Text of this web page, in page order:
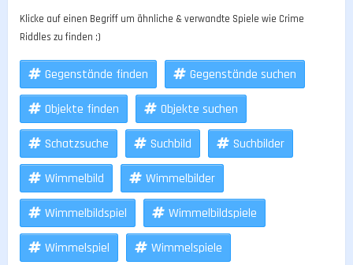
Klicke auf einen Begriff um ähnliche & verwandte Spiele wie Crime
Riddles zu finden ;)
Gegenstände finden Gegenstände suchen
Objekte finden Objekte suchen
Schatzsuche Suchbild Suchbilder
Wimmelbild Wimmelbilder
Wimmelbildspiel Wimmelbildspiele
Wimmelspiel Wimmelspiele